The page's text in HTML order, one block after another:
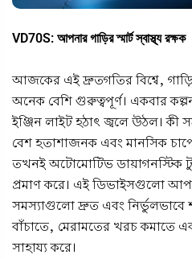
VD70S: আপনার গাড়ির স্মার্ট স্বাস্থ্য রক্ষক
আজকের এই দ্রুতগতির বিশ্বে,
অনেক বেশি গুরুত্বপূর্ণ। একবার
ইঞ্জিন লাইট হঠাৎ জ্বলে উঠল। কী
বেশ হতাশাজনক এবং মানসিক
তখনই অটোমোটিভ ডায়াগনস্টিক
প্রমাণ করে। এই ডিভাইসগুলো
সমস্যাগুলো দ্রুত এবং
বাঁচাতে, মেরামতের খরচ কমাতে
সাহায্য করে।